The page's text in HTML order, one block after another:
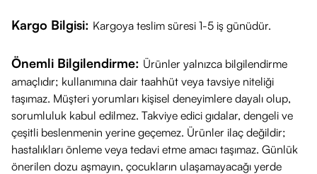
Kargo Bilgisi: Kargoya teslim süresi 1-5 iş günüdür.
Önemli Bilgilendirme: Ürünler yalnızca bilgilendirme
amaçlıdır; kullanımına dair taahhüt veya tavsiye niteliği
taşımaz. Müşteri yorumları kişisel deneyimlere dayalı olup,
sorumluluk kabul edilmez. Takviye edici gıdalar, dengeli ve
çeşitli beslenmenin yerine geçemez. Ürünler ilaç değildir;
hastalıkları önleme veya tedavi etme amacı taşımaz. Günlük
önerilen dozu aşmayın, çocukların ulaşamayacağı yerde